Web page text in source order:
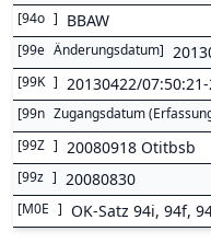
[94o ] BBAW
[99e Änderungsdatum]
[99K ] 20130422/
[99n Zugangsdatum
[99Z ] 20080918 Otitbsb
[99z ] 20080830
[M0E ] OK-Satz 94i, 94f,